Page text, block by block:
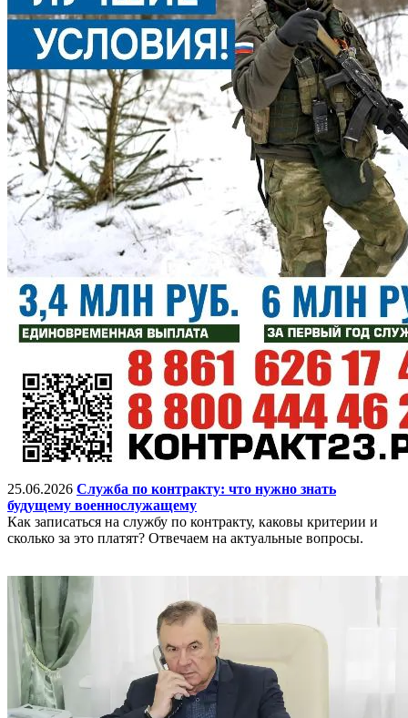
25.06.2026 Служба по контракту: что нужно знать
будущему военнослужащему
Как записаться на службу по контракту, каковы критерии и
сколько за это платят? Отвечаем на актуальные вопросы.